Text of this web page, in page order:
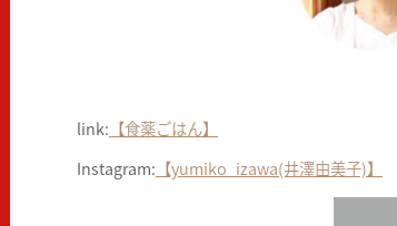
link: 【食薬ごはん】
Instagram: 【yumiko_izawa(井澤由美子)】